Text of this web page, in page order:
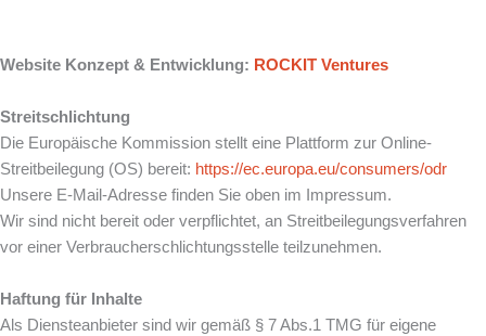
Website Konzept & Entwicklung: ROCKIT Ventures
Streitschlichtung
Die Europäische Kommission stellt eine Plattform zur Online-
Streitbeilegung (OS) bereit: https://ec.europa.eu/consumers/odr
Unsere E-Mail-Adresse finden Sie oben im Impressum.
Wir sind nicht bereit oder verpflichtet, an Streitbeilegungsverfahren
vor einer Verbraucherschlichtungsstelle teilzunehmen.
Haftung für Inhalte
Als Diensteanbieter sind wir gemäß § 7 Abs.1 TMG für eigene